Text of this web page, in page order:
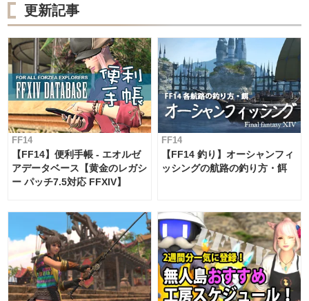
更新記事
FF14
【FF14】便利手帳 - エオルゼ
アデータベース【黄金のレガシ
ー パッチ7.5対応 FFXIV】
FF14
【FF14 釣り】オーシャンフィ
ッシングの航路の釣り方・餌